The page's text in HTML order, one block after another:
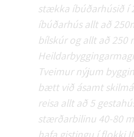
stækka íbúðarhúsið í
íbúðarhús allt að
bílskúr og allt að 250
Tveimur nýjum
bætt við ásamt
reisa allt að 5
stærðarbilinu 40-80